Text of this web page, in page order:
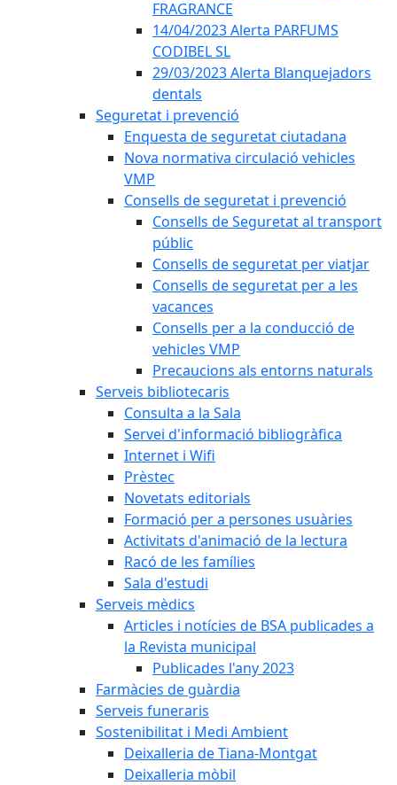
FRAGRANCE
14/04/2023 Alerta PARFUMS
CODIBEL SL
29/03/2023 Alerta Blanquejadors
dentals
Seguretat i prevenció
Enquesta de seguretat ciutadana
Nova normativa circulació vehicles
VMP
Consells de seguretat i prevenció
Consells de Seguretat al transport
públic
Consells de seguretat per viatjar
Consells de seguretat per a les
vacances
Consells per a la conducció de
vehicles VMP
Precaucions als entorns naturals
Serveis bibliotecaris
Consulta a la Sala
Servei d'informació bibliogràfica
Internet i Wifi
Prèstec
Novetats editorials
Formació per a persones usuàries
Activitats d'animació de la lectura
Racó de les famílies
Sala d'estudi
Serveis mèdics
Articles i notícies de BSA publicades a
la Revista municipal
Publicades l'any 2023
Farmàcies de guàrdia
Serveis funeraris
Sostenibilitat i Medi Ambient
Deixalleria de Tiana-Montgat
Deixalleria mòbil